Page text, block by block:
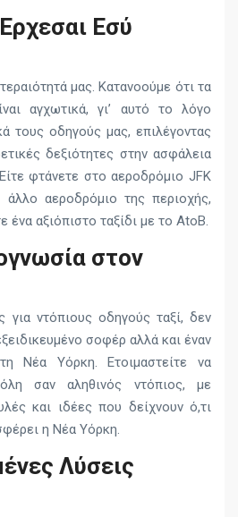
Εσύ
μας. Κατανοούμε ότι τα
αγχωτικά, γι’ αυτό το λόγο
τους οδηγούς μας, επιλέγοντας
δεξιότητες στην ασφάλεια
φτάνετε στο αεροδρόμιο JFK
αεροδρόμιο της περιοχής,
ένα αξιόπιστο ταξίδι με το AtoB.
στον
ντόπιους οδηγούς ταξί, δεν
σοφέρ αλλά και έναν
Νέα Υόρκη. Ετοιμαστείτε να
σαν αληθινός ντόπιος, με
και ιδέες που δείχνουν ό,τι
η Νέα Υόρκη.
Λύσεις